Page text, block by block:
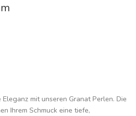
mit unseren Granat Perlen. Die
Ihrem Schmuck eine tiefe,